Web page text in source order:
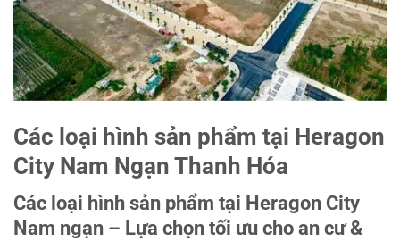
Các loại hình sản phẩm tại Heragon
City Nam Ngạn Thanh Hóa
Các loại hình sản phẩm tại Heragon City
Nam ngạn – Lựa chọn tối ưu cho an cư &